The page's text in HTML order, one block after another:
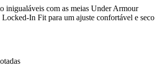
inigualáveis com as meias Under Armour
In Fit para um ajuste confortável e seco